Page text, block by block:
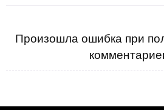
Произошла ошибка при